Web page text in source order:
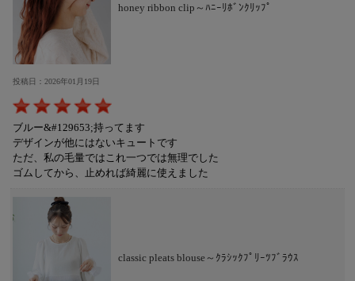
honey ribbon clip～ﾊﾆｰﾘﾎﾞﾝｸﾘｯﾌﾟ
投稿日：2026年01月19日
ブルー&#129653;持ってます
デザインが他にはないキュートです
ただ、私の毛量ではこれ一つでは無理でした
ゴムしてから、止めれば綺麗に使えました
classic pleats blouse～ｸﾗｼｯｸﾌﾟﾘｰﾂﾌﾞﾗｳｽ